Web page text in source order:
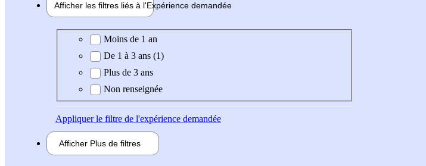
Afficher les filtres liés à l'Expérience demandée
Expérience demandée
Moins de 1 an
De 1 à 3 ans (1)
Plus de 3 ans
Non renseignée
Appliquerle filtre de l'expérience demandée
Afficher Plus de filtres